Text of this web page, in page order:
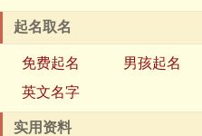
起名取名
免费起名 男孩起名
英文名字
实用资料